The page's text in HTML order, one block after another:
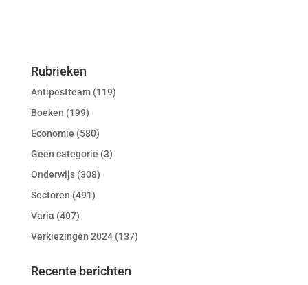
Rubrieken
Antipestteam(119)
Boeken (199)
Economie (580)
Geen categorie (3)
Onderwijs(308)
Sectoren (491)
Varia (407)
Verkiezingen 2024(137)
Recente berichten